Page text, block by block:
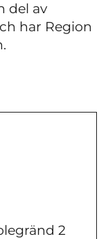
del av
har Region
2